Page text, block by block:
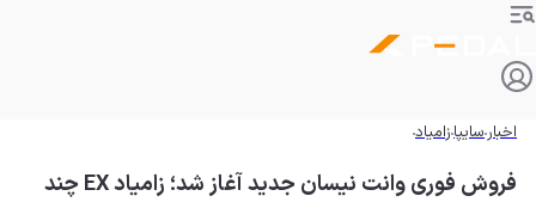
اخبارسایپازامیاد
فروش فوری وانت نیسان جدید آغاز شد؛ زامیاد EX چند